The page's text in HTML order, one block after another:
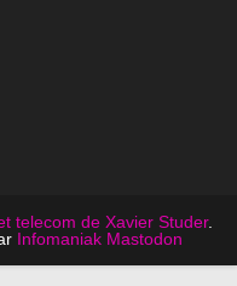
telecom de Xavier Studer.
Infomaniak Mastodon